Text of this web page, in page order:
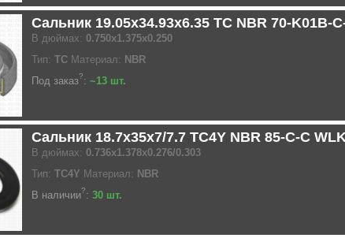
Сальник 19.05x34.93x6.35 TC NBR 70-K01B-
В дюймах: 0.750x1.375x0.250
Тип: TC Материал: NBR
Под заказ?: ~13 шт.
Сальник 18.7x35x7/7.7 TC4Y NBR 85-C-C
В дюймах: 0.736x1.378x0.276/0.303
Тип: TC4Y Материал: NBR
В наличии?: 30 шт.